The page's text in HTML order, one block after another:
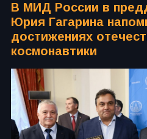
В МИД России в
Юрия Гагарина
достижениях
космонавтики